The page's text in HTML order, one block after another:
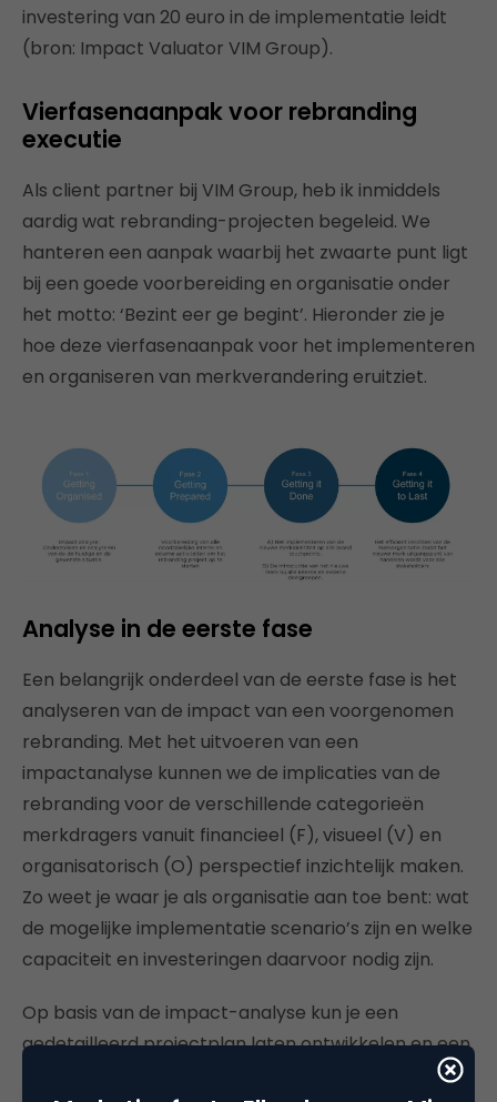
investering van 20 euro in de implementatie leidt
(bron: Impact Valuator VIM Group).
Vierfasenaanpak voor rebranding
executie
Als client partner bij VIM Group, heb ik inmiddels
aardig wat rebranding-projecten begeleid. We
hanteren een aanpak waarbij het zwaarte punt ligt
bij een goede voorbereiding en organisatie onder
het motto: ‘Bezint eer ge begint’. Hieronder zie je
hoe deze vierfasenaanpak voor het implementeren
en organiseren van merkverandering eruitziet.
Analyse in de eerste fase
Een belangrijk onderdeel van de eerste fase is het
analyseren van de impact van een voorgenomen
rebranding. Met het uitvoeren van een
impactanalyse kunnen we de implicaties van de
rebranding voor de verschillende categorieën
merkdragers vanuit financieel (F), visueel (V) en
organisatorisch (O) perspectief inzichtelijk maken.
Zo weet je waar je als organisatie aan toe bent: wat
de mogelijke implementatie scenario’s zijn en welke
capaciteit en investeringen daarvoor nodig zijn.
Op basis van de impact-analyse kun je een
gedetailleerd projectplan laten ontwikkelen en een
betrouwbare budgetaanvraag voorbereiden die je